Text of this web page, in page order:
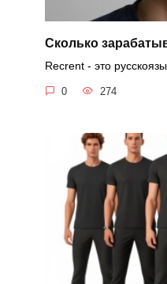
Cколько
Recrent - это
0 274